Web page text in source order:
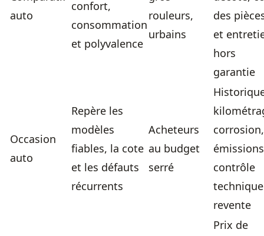
auto
confort,
consommation
et polyvalence
rouleurs,
urbains
des
et
hors
garantie
Occasion
auto
Repère les
modèles
fiables, la cote
et les défauts
récurrents
Acheteurs
au budget
serré
corrosion,
contrôle
revente
Prix de